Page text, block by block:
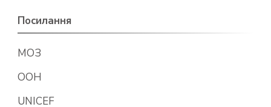
Посилання
МОЗ
ООН
UNICEF